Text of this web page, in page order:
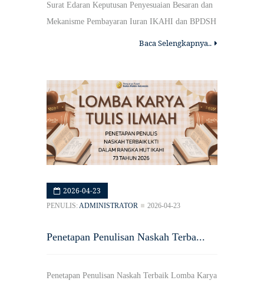
Surat Edaran Keputusan Penyesuaian Besaran dan
Mekanisme Pembayaran Iuran IKAHI dan BPDSH
Baca Selengkapnya..
2026-04-23
PENULIS:ADMINISTRATOR 2026-04-23
Penetapan Penulisan Naskah Terba...
Penetapan Penulisan Naskah Terbaik Lomba Karya